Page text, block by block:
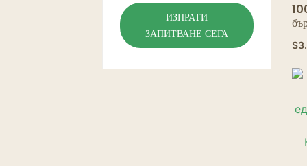
$
ИЗПРАТИ
ЗАПИТВАНЕ СЕГА